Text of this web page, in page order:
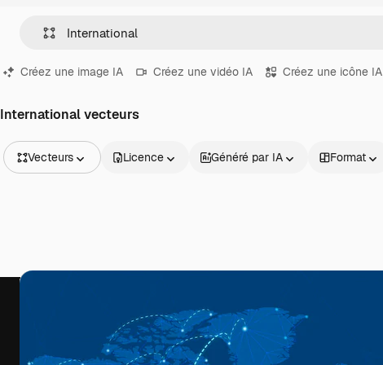
Créez une image IA Créez une vidéo IA Créez une icône IA
International vecteurs
Vecteurs
Vidéos
Polices
Licence Généré par IA Format